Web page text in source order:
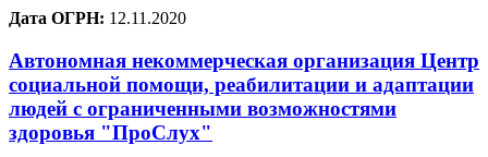
Дата ОГРН: 12.11.2020
Автономная некоммерческая организация Центр
социальной помощи, реабилитации и адаптации
людей с ограниченными возможностями
здоровья "ПроСлух"